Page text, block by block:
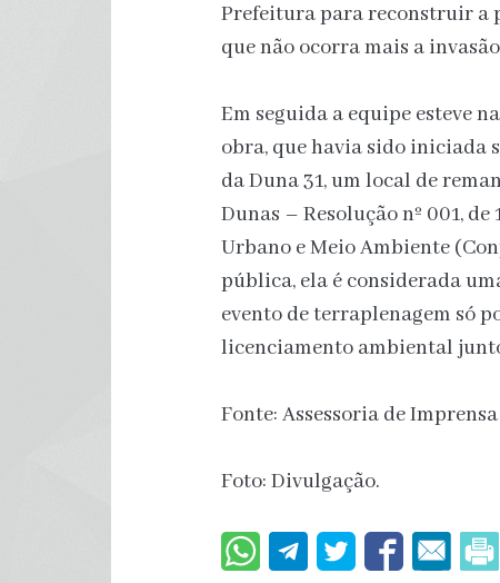
Prefeitura para reconstruir a
que não ocorra mais a
Em seguida a equipe esteve
obra, que havia sido iniciada
da Duna 31, um local de
Dunas – Resolução nº 001,
Urbano e Meio Ambiente
pública, ela é considerada
evento de terraplenagem só
licenciamento ambiental
Fonte: Assessoria de
Foto: Divulgação.